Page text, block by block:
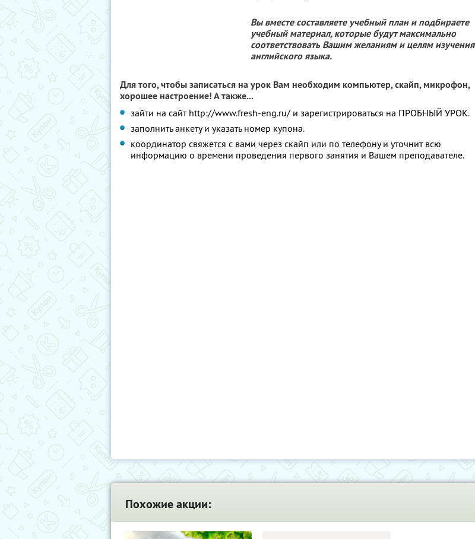
Вы вместе составляете учебный план и подбираете
учебный материал, которые будут максимально
соответствовать Вашим желаниям и целям изучения
английского языка.
Для того, чтобы записаться на урок Вам необходим компьютер, скайп, микрофон,
хорошее настроение! А также...
зайти на сайт http://www.fresh-eng.ru/ и зарегистрироваться на ПРОБНЫЙ УРОК.
заполнить анкету и указать номер купона.
координатор свяжется с вами через скайп или по телефону и уточнит всю
информацию о времени проведения первого занятия и Вашем преподавателе.
Похожие акции: